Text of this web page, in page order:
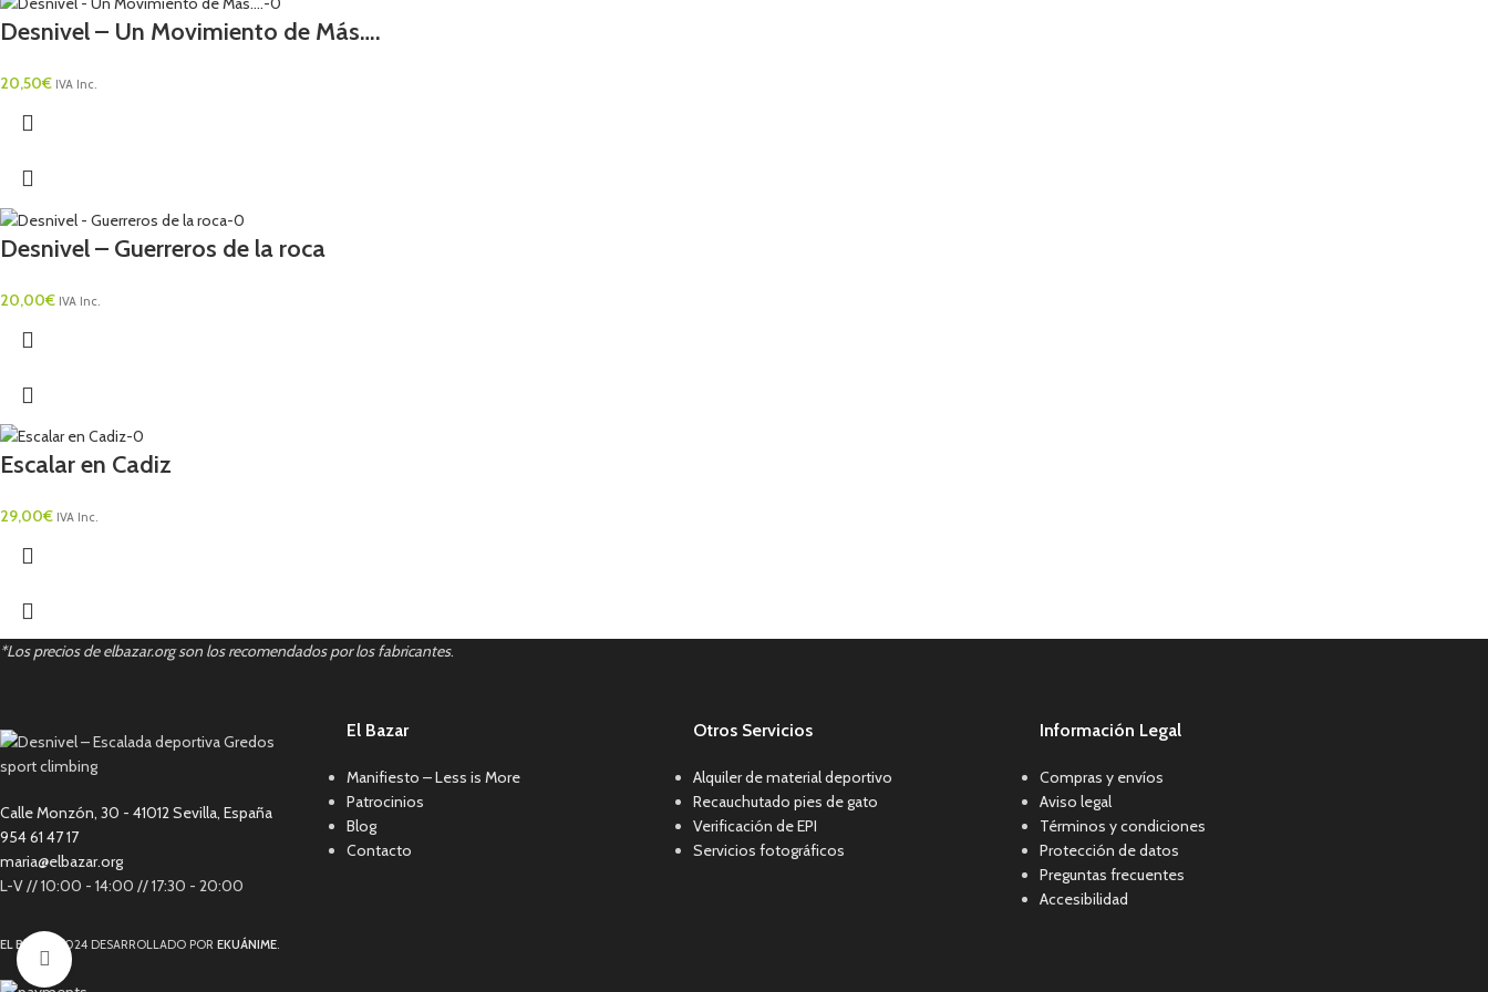
Desnivel – Un Movimiento de Más….
20,50€ IVA Inc.
Desnivel – Guerreros de la roca
20,00€ IVA Inc.
Escalar en Cadiz
29,00€ IVA Inc.
*Los precios de elbazar.org son los recomendados por los fabricantes.
Calle Monzón, 30 - 41012 Sevilla, España
954 61 47 17
maria@elbazar.org
L-V // 10:00 - 14:00 // 17:30 - 20:00
El Bazar
Manifiesto – Less is More
Patrocinios
Blog
Contacto
Otros Servicios
Alquiler de material deportivo
Recauchutado pies de gato
Verificación de EPI
Servicios fotográficos
Información Legal
Compras y envíos
Aviso legal
Términos y condiciones
Protección de datos
Preguntas frecuentes
Accesibilidad
EL BAZAR 2024 DESARROLLADO POR EKUÁNIME.